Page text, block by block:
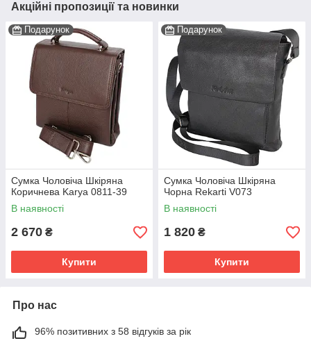
Акційні пропозиції та новинки
Подарунок
Сумка Чоловіча Шкіряна
Коричнева Karya 0811-39
В наявності
2 670 ₴
Купити
Подарунок
Сумка Чоловіча Шкіряна
Чорна Rekarti V073
В наявності
1 820 ₴
Купити
Про нас
96% позитивних з 58 відгуків за рік